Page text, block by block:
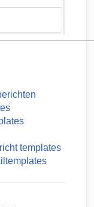
templates